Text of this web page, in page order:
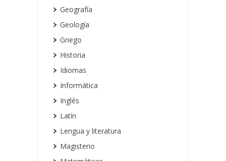
Geografía
Geología
Griego
Historia
Idiomas
Informática
Inglés
Latín
Lengua y literatura
Magisterio